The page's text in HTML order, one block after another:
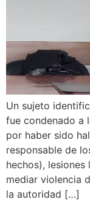
Un sujeto
fue condenado a
por haber sido
responsable de
hechos),
mediar violencia
la autoridad […]